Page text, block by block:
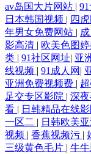
av岛国大片网站 |
日本韩国视频 | 四
年男女免费网站 |
影高清 | 欧美色图
类 | 91社区网址| 亚
线视频 | 91成人网 |
亚洲免费视频费 |
足交专区影院 | 深
看 | 日韩精品在线
一区二 | 日韩欧美
视频 | 香蕉视频污 |
三级黄色毛片 | 牛